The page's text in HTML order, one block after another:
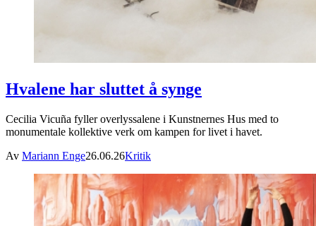
Hvalene har sluttet å synge
Cecilia Vicuña fyller overlyssalene i Kunstnernes Hus med to
monumentale kollektive verk om kampen for livet i havet.
Av Mariann Enge26.06.26Kritik